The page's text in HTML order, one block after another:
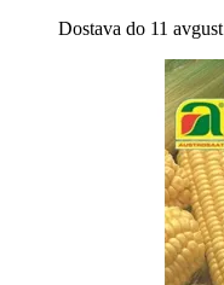
Dostava do 11 avgust